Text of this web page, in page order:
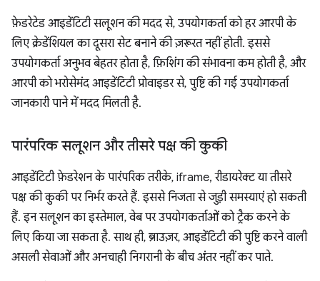
फ़ेडरेटेड आइडेंटिटी सलूशन की मदद से, उपयोगकर्ता को हर आरपी के
लिए क्रेडेंशियल का दूसरा सेट बनाने की ज़रूरत नहीं होती. इससे
उपयोगकर्ता अनुभव बेहतर होता है, फ़िशिंग की संभावना कम होती है, और
आरपी को भरोसेमंद आइडेंटिटी प्रोवाइडर से, पुष्टि की गई उपयोगकर्ता
जानकारी पाने में मदद मिलती है.
पारंपरिक सलूशन और तीसरे पक्ष की कुकी
आइडेंटिटी फ़ेडरेशन के पारंपरिक तरीके, iframe, रीडायरेक्ट या तीसरे
पक्ष की कुकी पर निर्भर करते हैं. इससे निजता से जुड़ी समस्याएं हो सकती
हैं. इन सलूशन का इस्तेमाल, वेब पर उपयोगकर्ताओं को ट्रैक करने के
लिए किया जा सकता है. साथ ही, ब्राउज़र, आइडेंटिटी की पुष्टि करने वाली
असली सेवाओं और अनचाही निगरानी के बीच अंतर नहीं कर पाते.